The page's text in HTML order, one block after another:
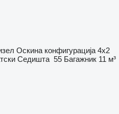
Оскина конфигурација 4x2
Седишта 55 Багажник 11 м³